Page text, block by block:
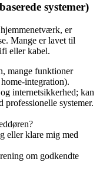
systemer)
er
Mange er lavet til
eller kabel.
mange funktioner
internetsikkerhed; kan
systemer.
eller klare mig med
om godkendte